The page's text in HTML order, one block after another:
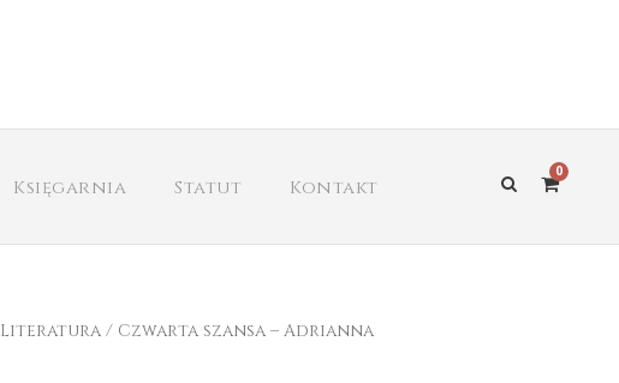
Księgarnia Statut Kontakt
0
Literatura/ Czwarta szansa – Adrianna